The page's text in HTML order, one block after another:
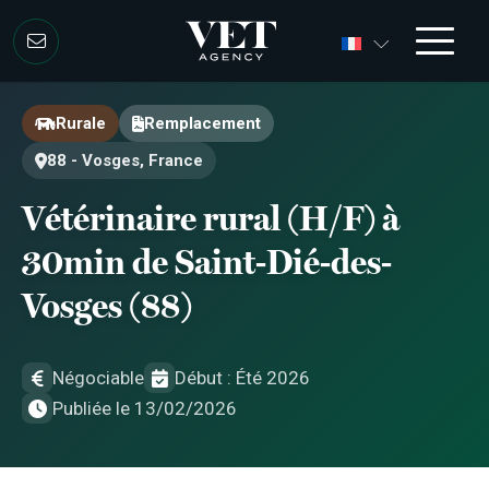
Rurale
Remplacement
88 - Vosges, France
Vétérinaire rural (H/F) à
30min de Saint-Dié-des-
Vosges (88)
Négociable
Début : Été 2026
Publiée le 13/02/2026